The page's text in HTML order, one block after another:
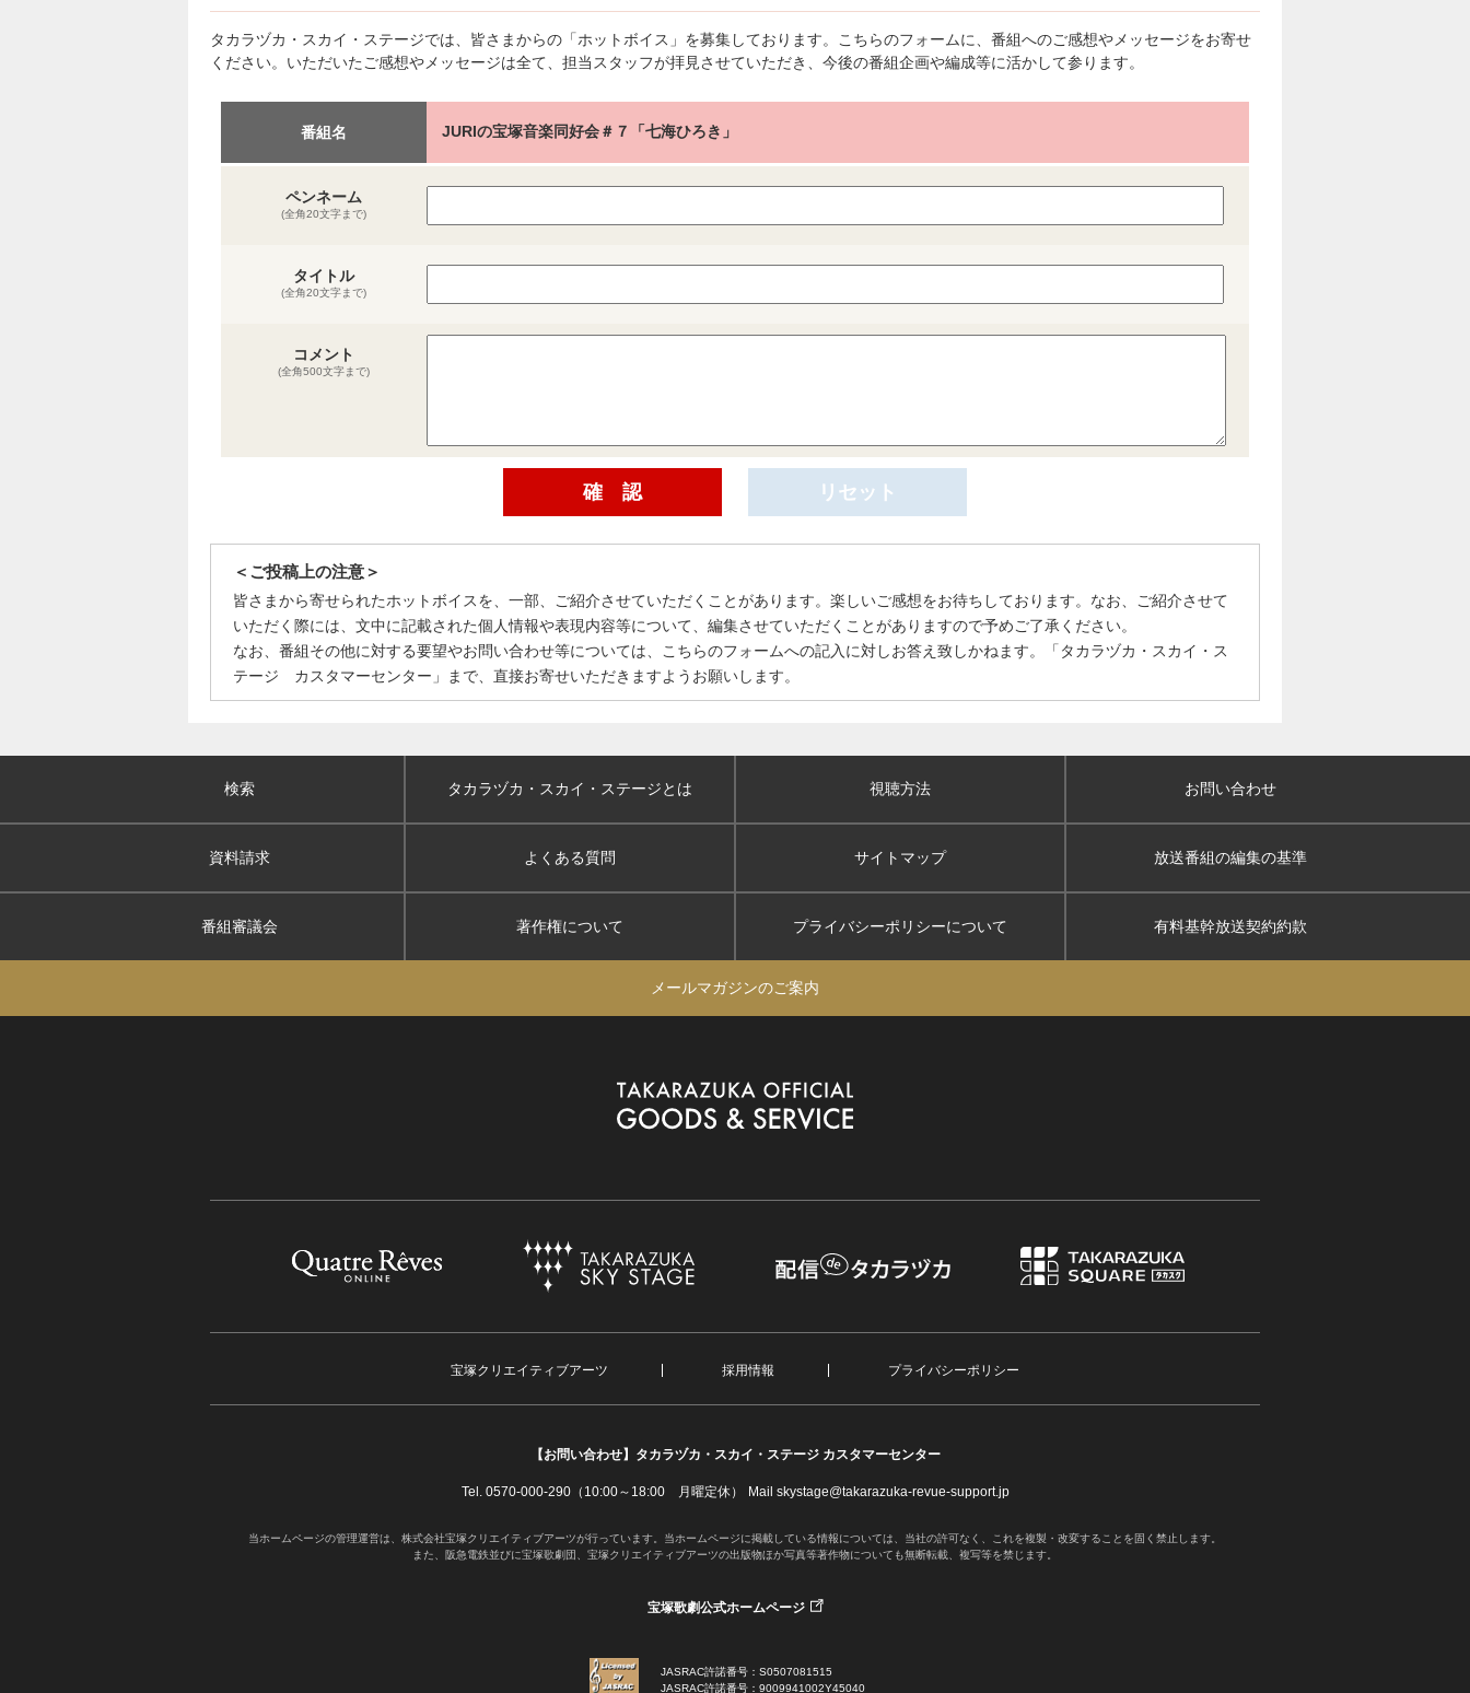
タカラヅカ・スカイ・ステージでは、皆さまからの「ホットボイス」を募集しております。こちらのフォームに、番組へのご感想やメッセージをお寄せ
ください。いただいたご感想やメッセージは全て、担当スタッフが拝見させていただき、今後の番組企画や編成等に活かして参ります。
番組名 JURIの宝塚音楽同好会＃７「七海ひろき」
ペンネーム
(全角20文字まで)
タイトル
(全角20文字まで)
コメント
(全角500文字まで)
＜ご投稿上の注意＞
皆さまから寄せられたホットボイスを、一部、ご紹介させていただくことがあります。楽しいご感想をお待ちしております。なお、ご紹介させて
いただく際には、文中に記載された個人情報や表現内容等について、編集させていただくことがありますので予めご了承ください。
なお、番組その他に対する要望やお問い合わせ等については、こちらのフォームへの記入に対しお答え致しかねます。「タカラヅカ・スカイ・ス
テージ カスタマーセンター」まで、直接お寄せいただきますようお願いします。
検索 タカラヅカ・スカイ ・ステージとは 視聴方法 お問い合わせ
資料請求 よくある質問 サイトマップ 放送番組の編集の基準
番組審議会 著作権について プライバシーポリシーについて 有料基幹放送契約約款
メールマガジンのご案内
宝塚クリエイティブアーツ 採用情報 プライバシーポリシー
【お問い合わせ】 タカラヅカ・スカイ・ステージ カスタマーセンター
Tel. 0570-000-290（10:00～18:00 月曜定休） Mail skystage@takarazuka-revue-support.jp
当ホームページの管理運営は、株式会社宝塚クリエイティブアーツが行っています。当ホームページに掲載している情報については、当社の許可なく、これを複製・改変することを固く禁止します。
また、阪急電鉄並びに宝塚歌劇団、宝塚クリエイティブアーツの出版物ほか写真等著作物についても無断転載、複写等を禁じます。
宝塚歌劇公式ホームページ
JASRAC許諾番号：S0507081515
JASRAC許諾番号：9009941002Y45040